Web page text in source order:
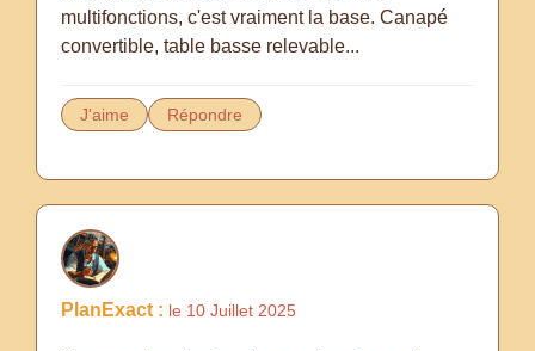
multifonctions, c'est vraiment la base. Canapé
convertible, table basse relevable...
J'aime Répondre
PlanExact : le 10 Juillet 2025